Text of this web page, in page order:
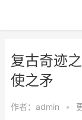
复古奇迹
使之矛
作者： admin •